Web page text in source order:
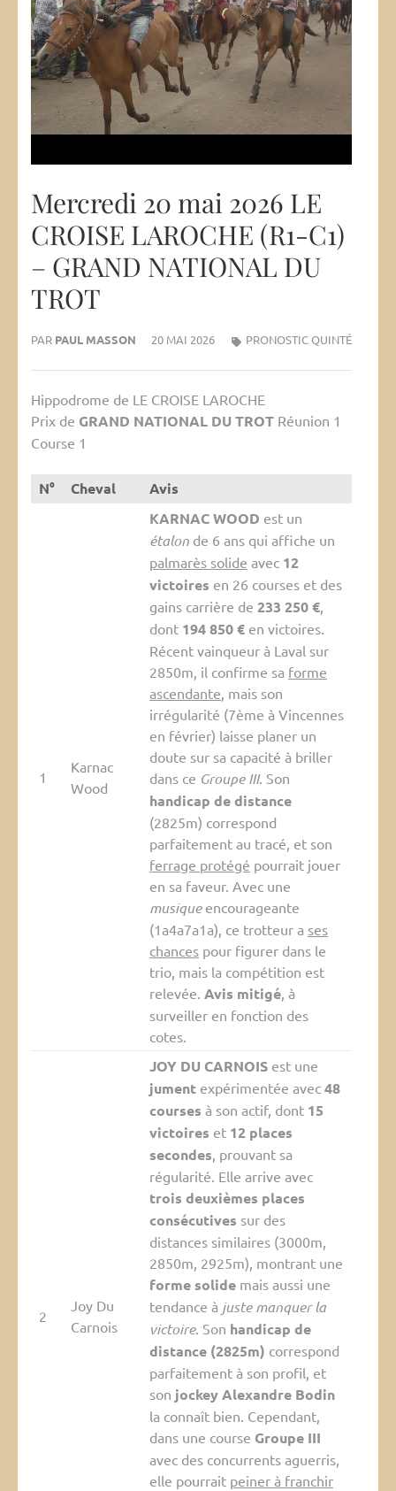
Mercredi 20 mai 2026 LE
CROISE LAROCHE (R1-C1)
– GRAND NATIONAL DU
TROT
PAR PAUL MASSON 20 MAI 2026 PRONOSTIC QUINTÉ
Hippodrome de LE CROISE LAROCHE
Prix de GRAND NATIONAL DU TROT Réunion 1
Course 1
N° Cheval Avis
1
Karnac
Wood
KARNAC WOOD est un
étalonde 6 ans qui affiche un
palmarès solide avec 12
victoires en 26 courses et des
gains carrière de 233 250 €,
dont 194 850 €en victoires.
Récent vainqueur à Laval sur
2850m, il confirme sa forme
ascendante, mais son
irrégularité (7ème à Vincennes
en février) laisse planer un
doute sur sa capacité à briller
dans ce Groupe III. Son
handicap de distance
(2825m) correspond
parfaitement au tracé, et son
ferrage protégé pourrait jouer
en sa faveur. Avec une
musiqueencourageante
(1a4a7a1a), ce trotteur a ses
chancespour figurer dans le
trio, mais la compétition est
relevée. Avis mitigé, à
surveiller en fonction des
cotes.
2
Joy Du
Carnois
JOY DU CARNOISest une
jumentexpérimentée avec 48
courses à son actif, dont 15
victoires et 12 places
secondes, prouvant sa
régularité. Elle arrive avec
trois deuxièmes places
consécutives sur des
distances similaires (3000m,
2850m, 2925m), montrant une
forme solidemais aussi une
tendance à juste manquer la
victoire. Son handicap de
distance (2825m) correspond
parfaitement à son profil, et
son jockey Alexandre Bodin
la connaît bien. Cependant,
dans une course Groupe III
avec des concurrents aguerris,
elle pourrait peiner à franchir